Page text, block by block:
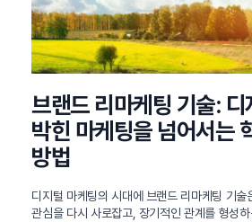
정부지원사업
브랜드 리마케팅 기술: 디
박힌 마케팅을 넘어서는
방법
디지털 마케팅의 시대에 브랜드 리마케팅 기술
관심을 다시 사로잡고, 장기적인 관계를 형성